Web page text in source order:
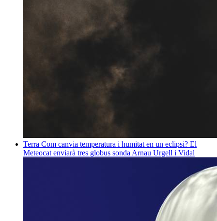
Terra Com canvia temperatura i humitat en un eclipsi? El
Meteocat enviarà tres globus sonda Arnau Urgell i Vidal